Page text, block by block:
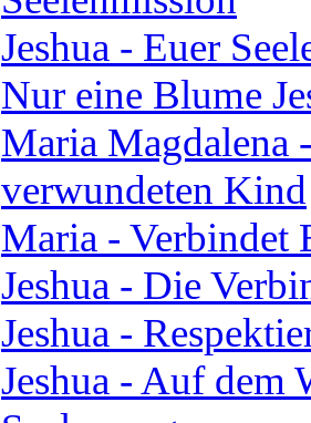
Jeshua - Euer
Nur eine Blume
Maria Magdalena
verwundeten Kind
Maria - Verbindet
Jeshua - Die
Jeshua -
Jeshua - Auf dem